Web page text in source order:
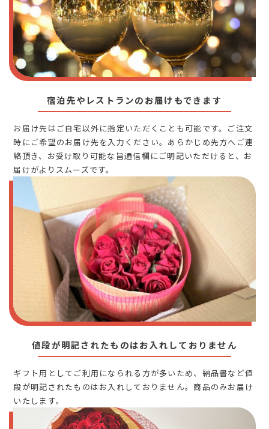
宿泊先やレストランのお届けもできます
お届け先はご自宅以外に指定いただくことも可能です。ご注文
時にご希望のお届け先を入力ください。あらかじめ先方へご連
絡頂き、お受け取り可能な旨通信欄にご明記いただけると、お
届けがよりスムーズです。
値段が明記されたものはお入れしておりません
ギフト用としてご利用になられる方が多いため、納品書など値
段が明記されたものはお入れしておりません。商品のみお届け
いたします。